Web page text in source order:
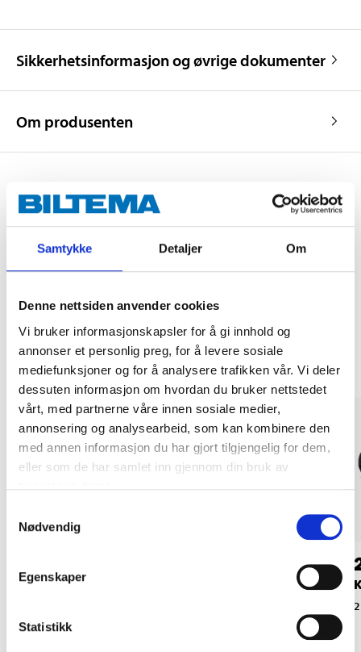
Samtykke Detaljer Om
Denne nettsiden anvender cookies
Vi bruker informasjonskapsler for å gi innhold og
annonser et personlig preg, for å levere sosiale
mediefunksjoner og for å analysere trafikken vår. Vi deler
dessuten informasjon om hvordan du bruker nettstedet
vårt, med partnerne våre innen sosiale medier,
annonsering og analysearbeid, som kan kombinere den
med annen informasjon du har gjort tilgjengelig for dem,
eller som de har samlet inn gjennom din bruk av
Nødvendig
Egenskaper
Statistikk
Sikkerhetsinformasjon og øvrige dokumenter
Om produsenten
Kjøp & Hent
Kjøp & Hent i ditt varehus.
Andre kunder har også kjøpt
Beskyttelsesvisir
Ansiktsbeskyttelse